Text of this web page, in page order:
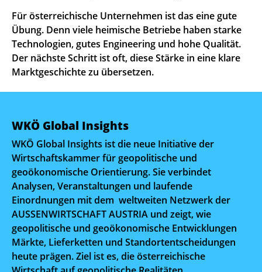
Für österreichische Unternehmen ist das eine gute
Übung. Denn viele heimische Betriebe haben starke
Technologien, gutes Engineering und hohe Qualität.
Der nächste Schritt ist oft, diese Stärke in eine klare
Marktgeschichte zu übersetzen.
WKÖ Global Insights
WKÖ Global Insights ist die neue Initiative der
Wirtschaftskammer für geopolitische und
geoökonomische Orientierung. Sie verbindet
Analysen, Veranstaltungen und laufende
Einordnungen mit dem weltweiten Netzwerk der
AUSSENWIRTSCHAFT AUSTRIA und zeigt, wie
geopolitische und geoökonomische Entwicklungen
Märkte, Lieferketten und Standortentscheidungen
heute prägen. Ziel ist es, die österreichische